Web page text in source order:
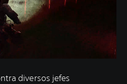
diversos jefes